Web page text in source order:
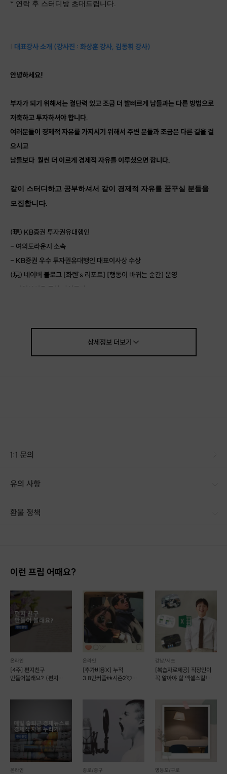
* 연락 후 스터디방 초대드립니다.
대표강사 소개 (강사진 : 화상훈 강사, 김동휘 강사)
안녕하세요!
부자가 되기 위해서는 결단력 있고 조금 더 발빠르게 남들과는 다른 방법으로
저축하고 투자하셔야 합니다.
여러분들이 경제적 자유를 가지시기 위해서 주변 분들과 조금은 다른 길을 걸
으시고
남들보다 훨씬 더 이르게 경제적 자유를 이루셨으면 합니다.
같이 스터디하고 공부하셔서 같이 경제적 자유를 꿈꾸실 분들을
모집합니다.
(現) KB증권 투자권유대행인
- 여의도라운지 소속
- KB증권 우수 투자권유대행인 대표이사상 수상
(現) 네이버 블로그 [화렌's 리포트] [행동이 바뀌는 순간] 운영
- 기업분석을 통한 가치투자
(現) 오렌지보드, 투자시황 인플루언서 활동
(現) 재테크 플랫폼 '머니하이라이트' 온라인 강사
네이버 블로그 [화렌's 리포트]
상세정보더보기
1:1 문의
유의 사항
환불 정책
이런 프립 어때요?
온라인
[4주] 편지친구
만들어볼래요? (편지
온라인
[추가비용X] 누적
3.8만커플👫시즌2💘
강남/서초
[복습자료제공] 직장인이
꼭 알아야 할 엑셀스킬!
온라인 종로/중구 영등포/구로